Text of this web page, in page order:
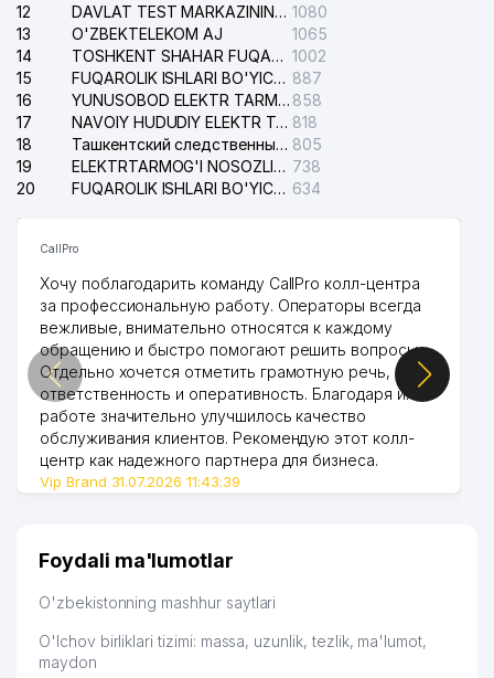
12
DAVLAT TEST MARKAZINING ISHONCH TELEFONLARI 1080
13
O'ZBEKTELEKOM AJ
1065
14
TOSHKENT SHAHAR FUQAROLIK ISHLARI BO'YICHA SUDI 1002
15
FUQAROLIK ISHLARI BO'YICHA YAKKASAROY TUMANLARARO SUDI 887
16
YUNUSOBOD ELEKTR TARMOG'I NOSOZLIKLARI XIZMATI 858
17
NAVOIY HUDUDIY ELEKTR TARMOQLARI KORXONASI AJ 818
18
Ташкентский следственный изолятор 805
19
ELEKTRTARMOG'I NOSOZLIKLARINI TO'ZATISH SERGELI XIZMATI 738
20
FUQAROLIK ISHLARI BO'YICHA UCH-TEPA TUMANI SUDI 634
CallPro
Хочу поблагодарить команду CallPro колл-центра
за профессиональную работу. Операторы всегда
вежливые, внимательно относятся к каждому
обращению и быстро помогают решить вопросы.
Отдельно хочется отметить грамотную речь,
ответственность и оперативность. Благодаря их
работе значительно улучшилось качество
обслуживания клиентов. Рекомендую этот колл-
центр как надежного партнера для бизнеса.
Vip Brand 31.07.2026 11:43:39
Foydali ma'lumotlar
O'zbekistonning mashhur saytlari
O'lchov birliklari tizimi: massa, uzunlik, tezlik, ma'lumot,
maydon